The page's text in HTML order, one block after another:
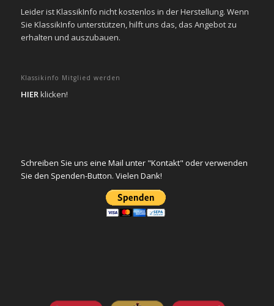
Leider ist KlassikInfo nicht kostenlos in der Herstellung. Wenn
Sie KlassikInfo unterstützen, hilft uns das, das Angebot zu
erhalten und auszubauen.
Klassikinfo Mitglied werden
HIERklicken!
Schreiben Sie uns eine Mail unter "Kontakt" oder verwenden
Sie den Spenden-Button. Vielen Dank!